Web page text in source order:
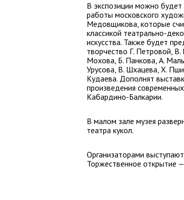
В экспозиции можно будет
работы московского
Медовщикова, которые
классикой театрально-
искусства. Также будет
творчество Г. Петровой,
Мохова, Б. Панкова, А.
Урусова, В. Шхацева, Х.
Кудаева. Дополнят
произведения
Кабардино-Балкарии.
В малом зале музея
театра кукол.
Организаторами
Торжественное открытие